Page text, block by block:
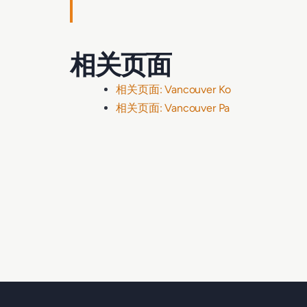
相关页面
相关页面: Vancouver Ko
相关页面: Vancouver Pa